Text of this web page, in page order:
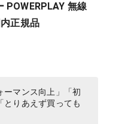
POWERPLAY 無線
正規品
ーマンス向上」「初
りあえず買っても